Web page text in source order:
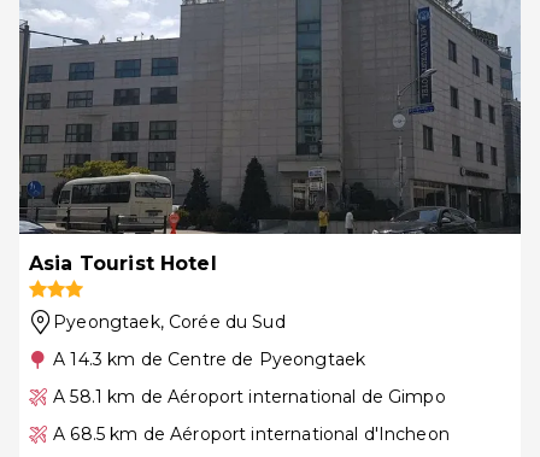
Asia Tourist Hotel
Pyeongtaek, Corée du Sud
A 14.3 km de Centre de Pyeongtaek
A 58.1 km de Aéroport international de Gimpo
A 68.5 km de Aéroport international d'Incheon